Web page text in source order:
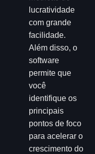
lucratividade
com grande
facilidade.
Além disso, o
software
permite que
você
identifique os
principais
pontos de foco
para acelerar o
crescimento do